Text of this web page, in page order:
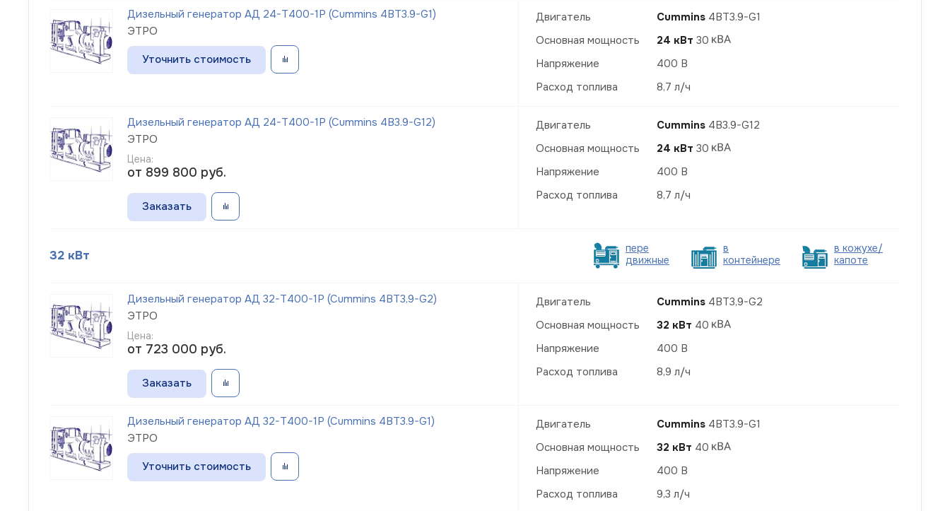
Дизельный генератор АД 24-Т400-1Р (Cummins 4BT3.9-G1)
ЭТРО
Уточнить стоимость
Двигатель Cummins 4BT3.9-G1
Основная мощность
24 кВт 30
Напряжение
400 В
Расход топлива
8,7 л/ч
Дизельный генератор АД 24-Т400-1Р (Cummins 4B3.9-G12)
ЭТРО
Цена:
от 899 800 руб.
Заказать
Двигатель Cummins 4B3.9-G12
Основная мощность
24 кВт 30
Напряжение
400 В
Расход топлива
8,7 л/ч
32 кВт
пере
движные
в
контейнере
в кожухе/
капоте
Дизельный генератор АД 32-Т400-1Р (Cummins 4BT3,9-G2)
ЭТРО
Цена:
от 723 000 руб.
Заказать
Двигатель Cummins 4BT3,9-G2
Основная мощность
32 кВт 40
Напряжение
400 В
Расход топлива
8,9 л/ч
Дизельный генератор АД 32-Т400-1Р (Cummins 4BT3.9-G1)
ЭТРО
Уточнить стоимость
Двигатель Cummins 4BT3.9-G1
Основная мощность
32 кВт 40
Напряжение
400 В
Расход топлива
9,3 л/ч